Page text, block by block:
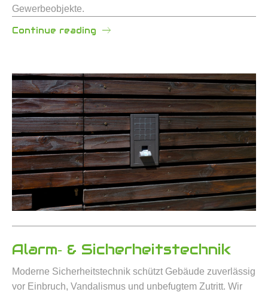
Gewerbeobjekte.
Continue reading
Alarm‑ & Sicherheitstechnik
Moderne Sicherheitstechnik schützt Gebäude zuverlässig
vor Einbruch, Vandalismus und unbefugtem Zutritt. Wir